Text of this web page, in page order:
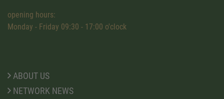
opening hours:
Monday - Friday 09:30 - 17:00 o'clock
ABOUT US
NETWORK NEWS